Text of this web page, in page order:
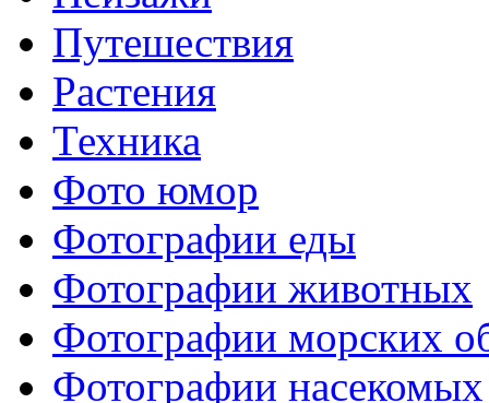
Путешествия
Растения
Техника
Фото юмор
Фотографии еды
Фотографии животных
Фотографии морских
Фотографии насекомых